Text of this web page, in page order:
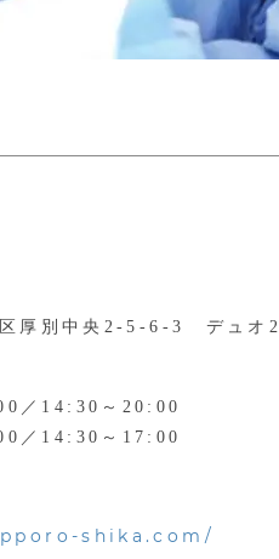
区厚別中央2-5-6-3 デュオ2
／14:30～20:00
／14:30～17:00
shika.com/